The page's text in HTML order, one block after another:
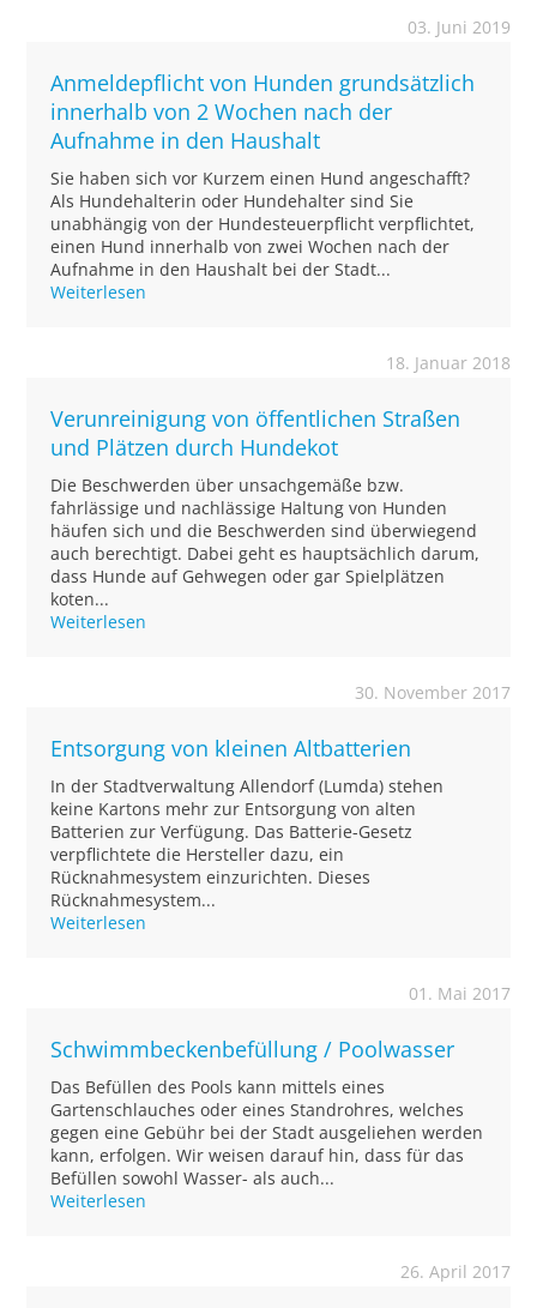
03. Juni 2019
Anmeldepflicht von Hunden grundsätzlich
innerhalb von 2 Wochen nach der
Aufnahme in den Haushalt
Sie haben sich vor Kurzem einen Hund angeschafft?
Als Hundehalterin oder Hundehalter sind Sie
unabhängig von der Hundesteuerpflicht verpflichtet,
einen Hund innerhalb von zwei Wochen nach der
Aufnahme in den Haushalt bei der Stadt...
Weiterlesen
18. Januar 2018
Verunreinigung von öffentlichen Straßen
und Plätzen durch Hundekot
Die Beschwerden über unsachgemäße bzw.
fahrlässige und nachlässige Haltung von Hunden
häufen sich und die Beschwerden sind überwiegend
auch berechtigt. Dabei geht es hauptsächlich darum,
dass Hunde auf Gehwegen oder gar Spielplätzen
koten...
Weiterlesen
30. November 2017
Entsorgung von kleinen Altbatterien
In der Stadtverwaltung Allendorf (Lumda) stehen
keine Kartons mehr zur Entsorgung von alten
Batterien zur Verfügung. Das Batterie-Gesetz
verpflichtete die Hersteller dazu, ein
Rücknahmesystem einzurichten. Dieses
Rücknahmesystem...
Weiterlesen
01. Mai 2017
Schwimmbeckenbefüllung / Poolwasser
Das Befüllen des Pools kann mittels eines
Gartenschlauches oder eines Standrohres, welches
gegen eine Gebühr bei der Stadt ausgeliehen werden
kann, erfolgen. Wir weisen darauf hin, dass für das
Befüllen sowohl Wasser- als auch...
Weiterlesen
26. April 2017